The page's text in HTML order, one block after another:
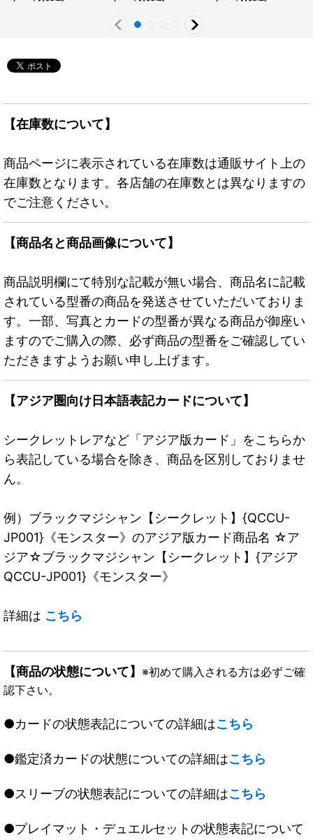
{CF01-JPS03}《モンス
ンスター》 JPS01}《モンスター》
【在庫数について】
商品ページに表示されている在庫数は通販サイト上の
在庫数となります。各店舗の在庫数とは異なりますの
でご注意ください。
【商品名と商品画像について】
商品説明欄にて特別な記載が無い場合、商品名に記載
されている型番の商品を発送させていただいておりま
す。一部、写真とカードの型番が異なる商品が御座い
ますのでご購入の際、必ず商品の型番をご確認してい
ただきますようお願い申し上げます。
【アジア圏向け日本語表記カードについて】
シークレットレアなど「アジア版カード」をこちらか
ら表記している場合を除き、商品を区別しておりませ
ん。
例）ブラックマジシャン【シークレット】{QCCU-
JP001}《モンスター》のアジア版カード商品名 ☆ア
ジア☆ブラックマジシャン【シークレット】{アジア
QCCU-JP001}《モンスター》
詳細は こちら
【商品の状態について】 ※初めて購入される方は必ずご確
認下さい。
●カードの状態表記についての詳細はこちら
●鑑定済カードの状態についての詳細はこちら
●スリーブの状態表記についての詳細はこちら
●プレイマット・デュエルセットの状態表記について